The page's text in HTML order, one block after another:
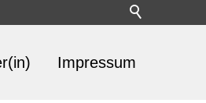
Impressum